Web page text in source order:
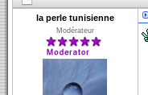
la perle tunisienne
Modérateur